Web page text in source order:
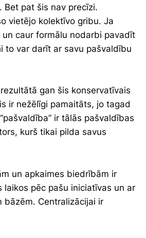
Bet pat šis nav precīzi.
vietējo kolektīvo gribu. Ja
caur formālu nodarbi pavadīt
to var darīt ar savu pašvaldību
gan šis konservatīvais
ir nežēlīgi pamaitāts, jo tagad
ir tālās pašvaldības
kurš tikai pilda savus
un apkaimes biedrībām ir
laikos pēc pašu iniciatīvas un ar
bāzēm. Centralizācijai ir